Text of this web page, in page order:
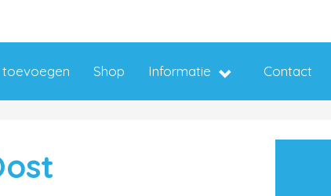
toevoegen Shop Informatie Contact